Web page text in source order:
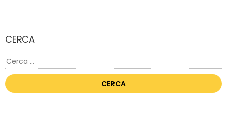
CERCA
Ricerca
per: